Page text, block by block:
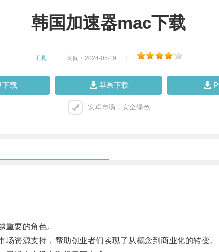
韩国加速器mac下载
工具 时间：2024-05-19
下载 苹果下载
安卓市场，安全绿色
要的角色。
资源支持，帮助创业者们实现了从概念到商业化的转变。